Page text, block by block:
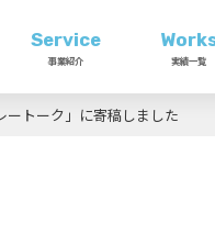
Service
事業紹介 実績一覧
ートーク」に寄稿しました